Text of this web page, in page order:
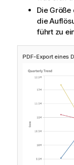
Die
die
führt zu
PDF-Export eines